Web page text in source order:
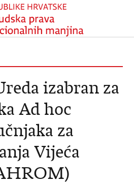
izabran za
Ad hoc
za
Vijeća